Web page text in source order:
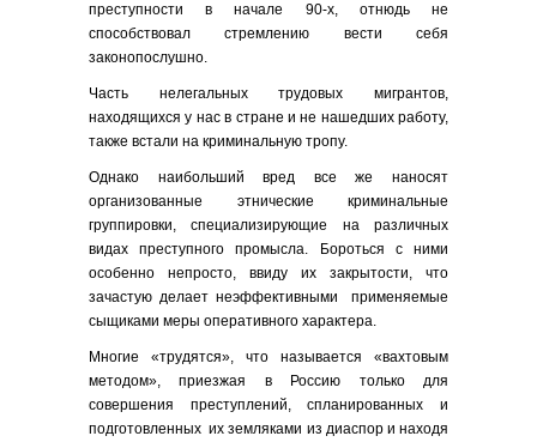
преступности в начале 90-х, отнюдь не
способствовал стремлению вести себя
законопослушно.
Часть нелегальных трудовых мигрантов,
находящихся у нас в стране и не нашедших работу,
также встали на криминальную тропу.
Однако наибольший вред все же наносят
организованные этнические криминальные
группировки, специализирующие на различных
видах преступного промысла. Бороться с ними
особенно непросто, ввиду их закрытости, что
зачастую делает неэффективными применяемые
сыщиками меры оперативного характера.
Многие «трудятся», что называется «вахтовым
методом», приезжая в Россию только для
совершения преступлений, спланированных и
подготовленных их земляками из диаспор и находя